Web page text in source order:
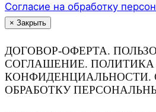
Согласие на обработку
× Закрыть
ДОГОВОР-ОФЕРТА.
СОГЛАШЕНИЕ. ПОЛИТИКА
КОНФИДЕНЦИАЛЬНОСТИ.
ОБРАБОТКУ